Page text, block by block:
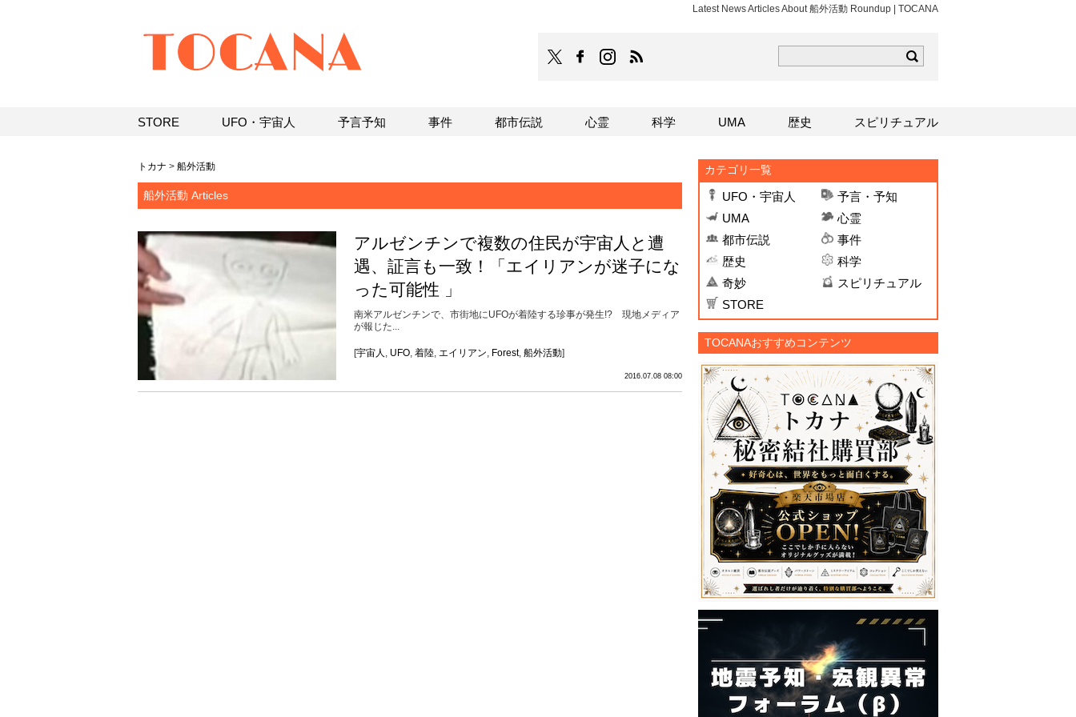
Latest News Articles About 船外活動 Roundup | TOCANA
TOCANAのFacebookはこちら
TOCANAのinstagramはこちら
トカナ > 船外活動
船外活動 Articles
アルゼンチンで複数の住民が宇宙人と遭
遇、証言も一致！「エイリアンが迷子にな
った可能性 」
南米アルゼンチンで、市街地にUFOが着陸する珍事が発生!? 現地メディア
が報じた...
[宇宙人 , UFO, 着陸, エイリアン, Forest, 船外活動]
2016.07.08 08:00
カテゴリ一覧
UFO・宇宙人
予言・予知
UMA
心霊
都市伝説
事件
歴史
科学
奇妙
スピリチュアル
STORE
TOCANAおすすめコンテンツ
STORE UFO・宇宙人 予言予知 事件 都市伝説 心霊 科学 UMA 歴史 スピリチュアル